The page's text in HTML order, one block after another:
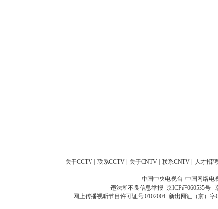
关于CCTV 联系CCTV 关于CNTV 联系CNTV 人才招聘
中国中央电视台 中国网络电
违法和不良信息举报 京ICP证060535号
网上传播视听节目许可证号 0102004 新出网证（京）